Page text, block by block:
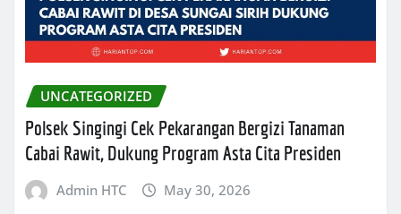
UNCATEGORIZED
Polsek Singingi Cek Pekarangan Bergizi Tanaman
Cabai Rawit, Dukung Program Asta Cita Presiden
Admin HTC May 30, 2026